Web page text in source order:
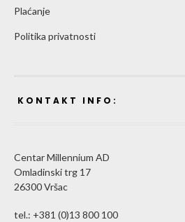
Plaćanje
Politika privatnosti
KONTAKT INFO:
Centar Millennium AD
Omladinski trg 17
26300 Vršac
tel.: +381 (0)13 800 100